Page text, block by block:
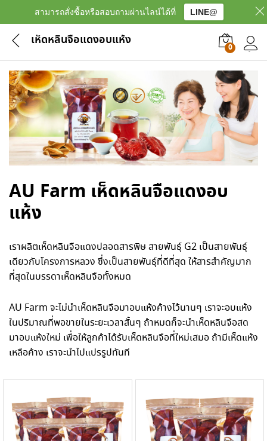
เห็ดหลินจือแดงอบแห้ง 0
เข้าสู่
AU Farm เห็ดหลินจือแดงอบ
แห้ง
เราผลิตเห็ดหลินจือแดงปลอดสารพิษสายพันธุ์ G2 เป็นสายพันธุ์
เดียวกับโครงการหลวง ซึ่งเป็นสายพันธุ์ที่ดีที่สุด ให้สารสำคัญมาก
ที่สุดในบรรดาเห็ดหลินจือทั้งหมด
AU Farm จะไม่นำเห็ดหลินจือมาอบแห้งค้างไว้นานๆ เราจะอบแห้ง
ในปริมาณที่พอขายในระยะเวลาสั้นๆ ถ้าหมดก็จะนำเห็ดหลินจือสด
มาอบแห้งใหม่ เพื่อให้ลูกค้าได้รับเห็ดหลินจือที่ใหม่เสมอ ถ้ามีเห็ดแห้ง
เหลือค้าง เราจะนำไปแปรรูปทันที
สามารถสั่งซื้อหรือสอบถามผ่านไลน์ได้ที่ LINE@